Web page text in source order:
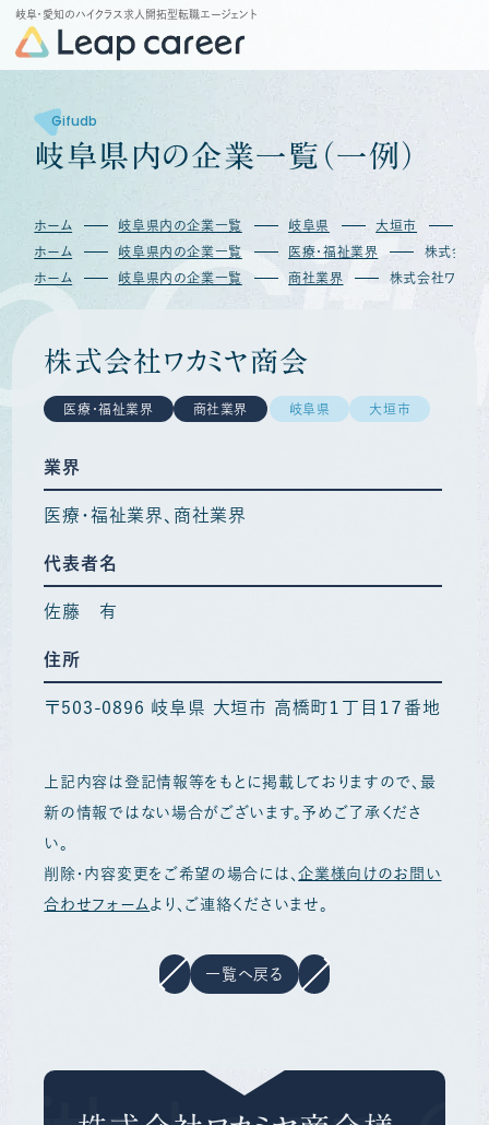
岐阜・愛知のハイクラス求人開拓型転職エージェント
Gifudb
岐阜県 内の企業一覧 （ 一例 ）
ホーム 岐阜県内の企業一覧 岐阜県 大垣市
ホーム
岐阜県内の企業一覧 医療・福祉業界
株式会社
ホーム
岐阜県内の企業一覧 商社業界 株式会社ワカミ
株式会社ワカミヤ商会
医療・福祉業界 商社業界 岐阜県 大垣市
業界
医療・福祉業界 商社業界
代表者名
佐藤 有
住所
〒503-0896 岐阜県 大垣市 高橋町１丁目１７番地
上記内容は登記情報等をもとに掲載しておりますので、最
新の情報ではない場合がございます。予めご了承くださ
い。
削除・内容変更をご希望の場合には、企業様向けのお問い
合わせフォーム より、ご連絡くださいませ。
一覧へ戻る